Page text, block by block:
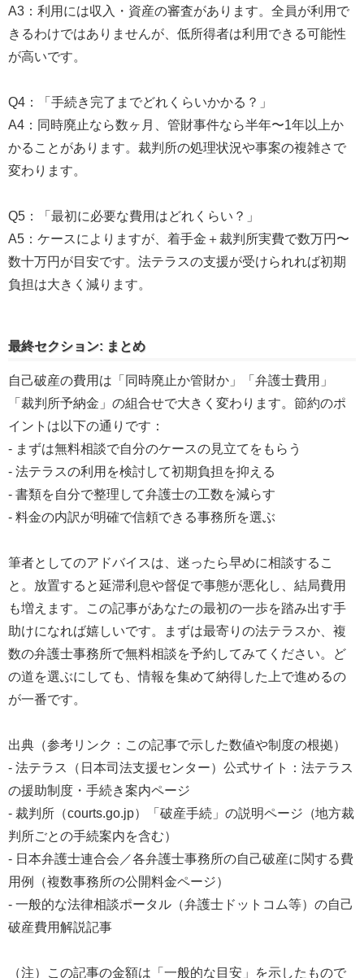
A3：利用には収入・資産の審査があります。全員が利用で
きるわけではありませんが、低所得者は利用できる可能性
が高いです。
Q4：「手続き完了までどれくらいかかる？」
A4：同時廃止なら数ヶ月、管財事件なら半年〜1年以上か
かることがあります。裁判所の処理状況や事案の複雑さで
変わります。
Q5：「最初に必要な費用はどれくらい？」
A5：ケースによりますが、着手金＋裁判所実費で数万円〜
数十万円が目安です。法テラスの支援が受けられれば初期
負担は大きく減ります。
最終セクション: まとめ
自己破産の費用は「同時廃止か管財か」「弁護士費用」
「裁判所予納金」の組合せで大きく変わります。節約のポ
イントは以下の通りです：
- まずは無料相談で自分のケースの見立てをもらう
- 法テラスの利用を検討して初期負担を抑える
- 書類を自分で整理して弁護士の工数を減らす
- 料金の内訳が明確で信頼できる事務所を選ぶ
筆者としてのアドバイスは、迷ったら早めに相談するこ
と。放置すると延滞利息や督促で事態が悪化し、結局費用
も増えます。この記事があなたの最初の一歩を踏み出す手
助けになれば嬉しいです。まずは最寄りの法テラスか、複
数の弁護士事務所で無料相談を予約してみてください。ど
の道を選ぶにしても、情報を集めて納得した上で進めるの
が一番です。
出典（参考リンク：この記事で示した数値や制度の根拠）
- 法テラス（日本司法支援センター）公式サイト：法テラス
の援助制度・手続き案内ページ
- 裁判所（courts.go.jp）「破産手続」の説明ページ（地方裁
判所ごとの手続案内を含む）
- 日本弁護士連合会／各弁護士事務所の自己破産に関する費
用例（複数事務所の公開料金ページ）
- 一般的な法律相談ポータル（弁護士ドットコム等）の自己
破産費用解説記事
（注）この記事の金額は「一般的な目安」を示したもので